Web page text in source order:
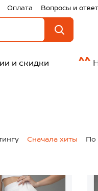
Оплата Вопросы и
и скидки
Сначала хиты
По